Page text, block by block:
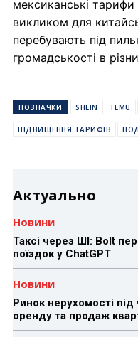
мексиканські
викликом для
перебувають під
громадськості в
ПОЗНАЧКИ SHEIN TEMU
ПІДВИЩЕННЯ ТАРИФІВ
Актуально
Новини
Таксі через ШІ: Bolt
поїздок у ChatGPT
Новини
Ринок нерухомості під
оренду та продаж